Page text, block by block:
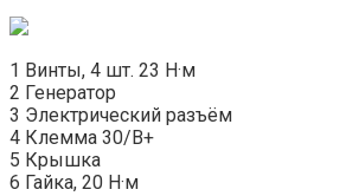
1 Винты, 4 шт. 23 Н·м
2 Генератор
3 Электрический разъём
4 Клемма 30/B+
5 Крышка
6 Гайка, 20 Н·м